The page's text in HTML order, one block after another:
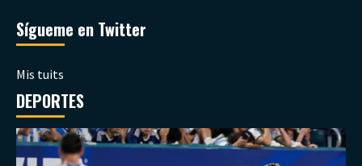
Sígueme en Twitter
Mis tuits
DEPORTES